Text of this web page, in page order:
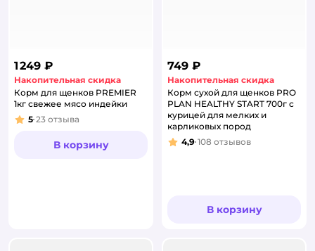
1 249 ₽
Накопительная скидка
Корм для щенков PREMIER
1кг свежее мясо индейки
Рейтинг:
5 23 отзыва
В корзину
749 ₽
Накопительная скидка
Корм сухой для щенков PRO
PLAN HEALTHY START 700г с
курицей для мелких и
карликовых пород
Рейтинг:
4,9 108 отзывов
В корзину